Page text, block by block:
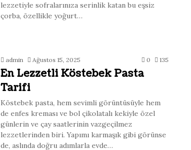
lezzetiyle sofralarınıza serinlik katan bu eşsiz
çorba, özellikle yoğurt…
admin Ağustos 15, 2025 0 135
En Lezzetli Köstebek Pasta
Tarifi
Köstebek pasta, hem sevimli görüntüsüyle hem
de enfes kreması ve bol çikolatalı kekiyle özel
günlerin ve çay saatlerinin vazgeçilmez
lezzetlerinden biri. Yapımı karmaşık gibi görünse
de, aslında doğru adımlarla evde…